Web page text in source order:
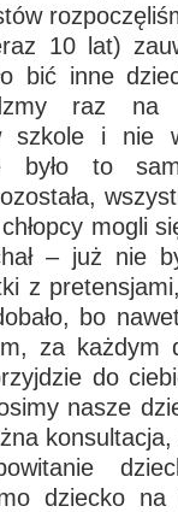
10 lat)
bić inne
raz
szkole i nie
było to
mogli
– już nie
z
bo
za każdym
do
nasze
konsultacja,
dziecko